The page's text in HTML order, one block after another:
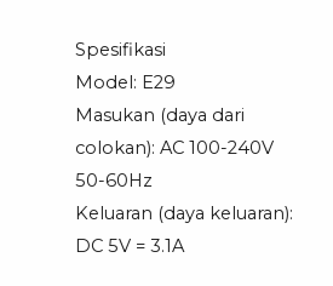
Spesifikasi
Model: E29
Masukan (daya dari
colokan): AC 100-240V
50-60Hz
Keluaran (daya keluaran):
DC 5V = 3.1A